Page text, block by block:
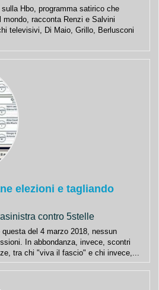
Hbo, programma satirico che
racconta Renzi e Salvini
televisivi, Di Maio, Grillo, Berlusconi
elezioni e tagliando
contro 5stelle
del 4 marzo 2018, nessun
In abbondanza, invece, scontri
tra chi "viva il fascio" e chi invece,...